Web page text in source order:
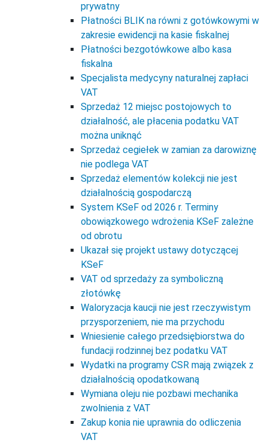
prywatny
Płatności BLIK na równi z gotówkowymi w
zakresie ewidencji na kasie fiskalnej
Płatności bezgotówkowe albo kasa
fiskalna
Specjalista medycyny naturalnej zapłaci
VAT
Sprzedaż 12 miejsc postojowych to
działalność, ale płacenia podatku VAT
można uniknąć
Sprzedaż cegiełek w zamian za darowiznę
nie podlega VAT
Sprzedaż elementów kolekcji nie jest
działalnością gospodarczą
System KSeF od 2026 r. Terminy
obowiązkowego wdrożenia KSeF zależne
od obrotu
Ukazał się projekt ustawy dotyczącej
KSeF
VAT od sprzedaży za symboliczną
złotówkę
Waloryzacja kaucji nie jest rzeczywistym
przysporzeniem, nie ma przychodu
Wniesienie całego przedsiębiorstwa do
fundacji rodzinnej bez podatku VAT
Wydatki na programy CSR mają związek z
działalnością opodatkowaną
Wymiana oleju nie pozbawi mechanika
zwolnienia z VAT
Zakup konia nie uprawnia do odliczenia
VAT